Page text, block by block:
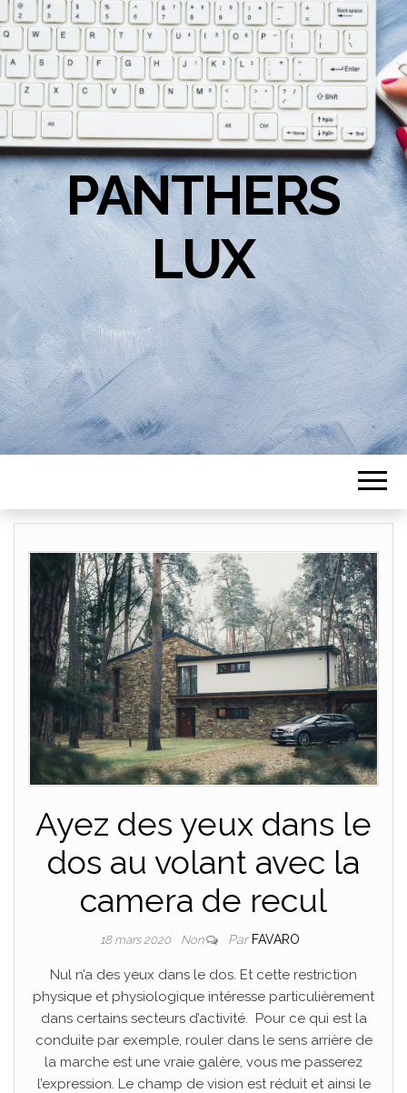
PANTHERS
LUX
Ayez des yeux dans le
dos au volant avec la
camera de recul
18 mars 2020 Non Par FAVARO
Nul n’a des yeux dans le dos. Et cette restriction
physique et physiologique intéresse particulièrement
dans certains secteurs d’activité. Pour ce qui est la
conduite par exemple, rouler dans le sens arrière de
la marche est une vraie galère, vous me passerez
l’expression. Le champ de vision est réduit et ainsi le